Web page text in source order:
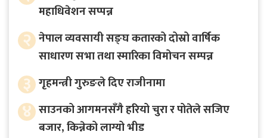
महाधिवेशन सप्पन्न
२ नेपाल व्यवसायी सङ्घ कतारको दोस्रो वार्षिक
साधारण सभा तथा स्मारिका विमोचन सम्पन्न
३ गृहमन्त्री गुरुङले दिए राजीनामा
४ साउनको आगमनसँगै हरियो चुरा र पोतेले सजिए
बजार, किन्नेको लाग्यो भीड